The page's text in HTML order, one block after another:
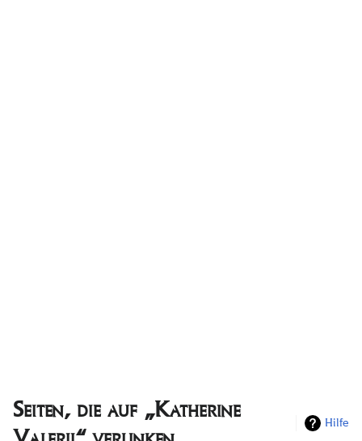
Seiten, die auf „Katherine
Hilfe